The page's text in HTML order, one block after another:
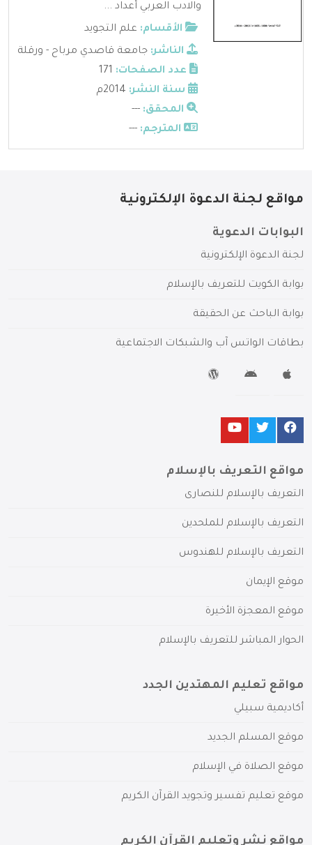
والادب العربي أعداد ...
الأقسام: علم التجويد
الناشر: جامعة قاصدي مرباح - ورقلة
عدد الصفحات:
سنة النشر:
المحقق: ---
المترجم: ---
مواقع لجنة الدعوة الإلكترونية
البوابات الدعوية
لجنة الدعوة الإلكترونية
بوابة الكويت للتعريف بالإسلام
بوابة الباحث عن الحقيقة
بطاقات الواتس آب والشبكات الاجتماعية
مواقع التعريف بالإسلام
التعريف بالإسلام للنصارى
التعريف بالإسلام للملحدين
التعريف بالإسلام للهندوس
موقع الإيمان
موقع المعجزة الأخيرة
الحوار المباشر للتعريف بالإسلام
مواقع تعليم المهتدين الجدد
أكاديمية سبيلي
موقع المسلم الجديد
موقع الصلاة في الإسلام
موقع تعليم تفسير وتجويد القرآن الكريم
مواقع نشر وتعليم القرآن الكريم